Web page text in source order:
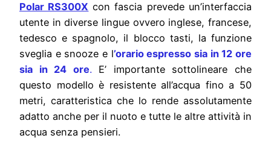
Polar RS300X con fascia prevede un’interfaccia
utente in diverse lingue ovvero inglese, francese,
tedesco e spagnolo, il blocco tasti, la funzione
sveglia e snooze e l’orario espresso sia in 12 ore
sia in 24 ore.E’ importante sottolineare che
questo modello è resistente all’acqua fino a 50
metri, caratteristica che lo rende assolutamente
adatto anche per il nuoto e tutte le altre attività in
acqua senza pensieri.